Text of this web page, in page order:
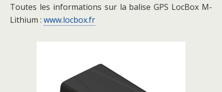
Toutes les informations sur la balise GPS LocBox M-
Lithium : www.locbox.fr